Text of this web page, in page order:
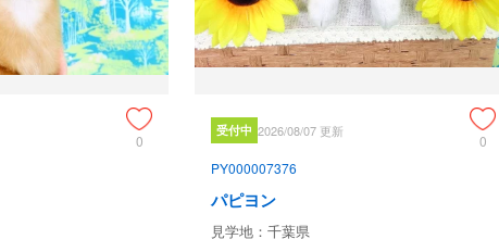
子犬と親犬はブリーダー歴３０数年、４０
注意深く、丁寧に観察してお世話をしてお
子犬ちゃんは人間同様、個人差があります
くご相談ください。
JKCの全犬種審査員資格者と単犬種パピヨ
当犬舎はパピヨン一筋50年を超える日本で
0
受付中 2026/08/07 更新
0
PY000007376
パピヨン
見学地：千葉県